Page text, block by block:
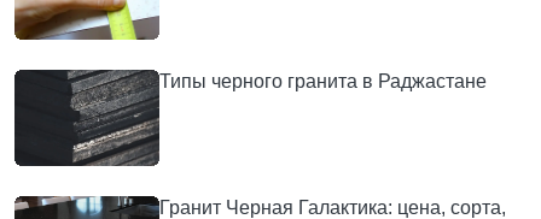
Типы черного гранита в Раджастане
Гранит Черная Галактика: цена, сорта,